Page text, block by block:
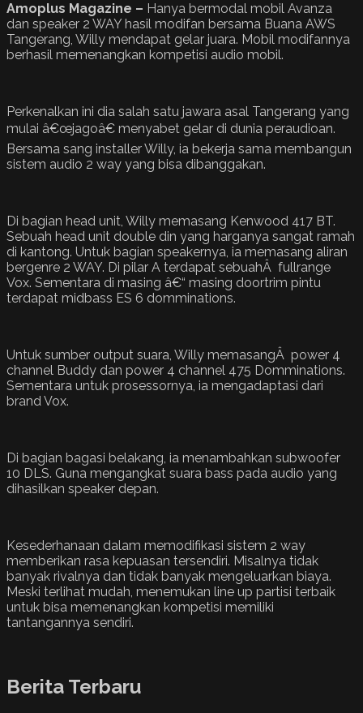
Amoplus Magazine – Hanya bermodal mobil Avanza
dan speaker 2 WAY hasil modifan bersama Buana AWS
Tangerang, Willy mendapat gelar juara. Mobil modifannya
berhasil memenangkan kompetisi audio mobil.
Perkenalkan ini dia salah satu jawara asal Tangerang yang
mulai â€œjagoâ€ menyabet gelar di dunia peraudioan.
Bersama sang installer Willy, ia bekerja sama membangun
sistem audio 2 way yang bisa dibanggakan.
Di bagian head unit, Willy memasang Kenwood 417 BT.
Sebuah head unit double din yang harganya sangat ramah
di kantong. Untuk bagian speakernya, ia memasang aliran
bergenre 2 WAY. Di pilar A terdapat sebuahÂ fullrange
Vox. Sementara di masing â€“ masing doortrim pintu
terdapat midbass ES 6 domminations.
Untuk sumber output suara, Willy memasangÂ power 4
channel Buddy dan power 4 channel 475 Domminations.
Sementara untuk prosessornya, ia mengadaptasi dari
brand Vox.
Di bagian bagasi belakang, ia menambahkan subwoofer
10 DLS. Guna mengangkat suara bass pada audio yang
dihasilkan speaker depan.
Kesederhanaan dalam memodifikasi sistem 2 way
memberikan rasa kepuasan tersendiri. Misalnya tidak
banyak rivalnya dan tidak banyak mengeluarkan biaya.
Meski terlihat mudah, menemukan line up partisi terbaik
untuk bisa memenangkan kompetisi memiliki
tantangannya sendiri.
Berita Terbaru